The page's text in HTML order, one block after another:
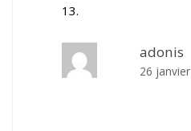
adonis
26